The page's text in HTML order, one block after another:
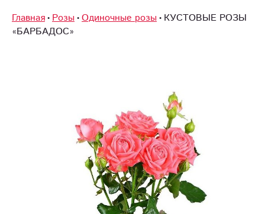
Главная Розы Одиночные розы КУСТОВЫЕ РОЗЫ
«БАРБАДОС»